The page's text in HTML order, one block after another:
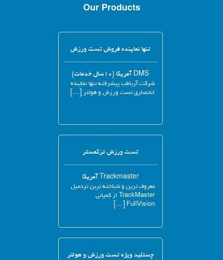
Our Products
تنها نماینده فروش تست ورزش
DMS آمریکا (۱۰سال خدمات)
شرکت آریاطب پیشرفته تنها نماینده
انحصاری تست ورزش و هولتر […]
تست ورزش ترکمستر
Trackmaster آمریکا
معروف ترین و شناخته ترین تردمیل
TrackMaster از کمپانی
FullVision […]
چستلید ویژه تست ورزش و هولتر